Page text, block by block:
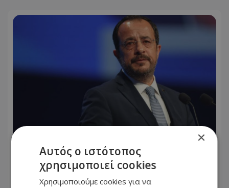
Πολιτικός «πόλεμος» για τους
ημικρατικούς – Το «ΔΗΣΑΚΕΛ» έφερε
βροχή ανακοινώσεων
×
Αυτός ο ιστότοπος
χρησιμοποιεί cookies
Χρησιμοποιούμε cookies για να